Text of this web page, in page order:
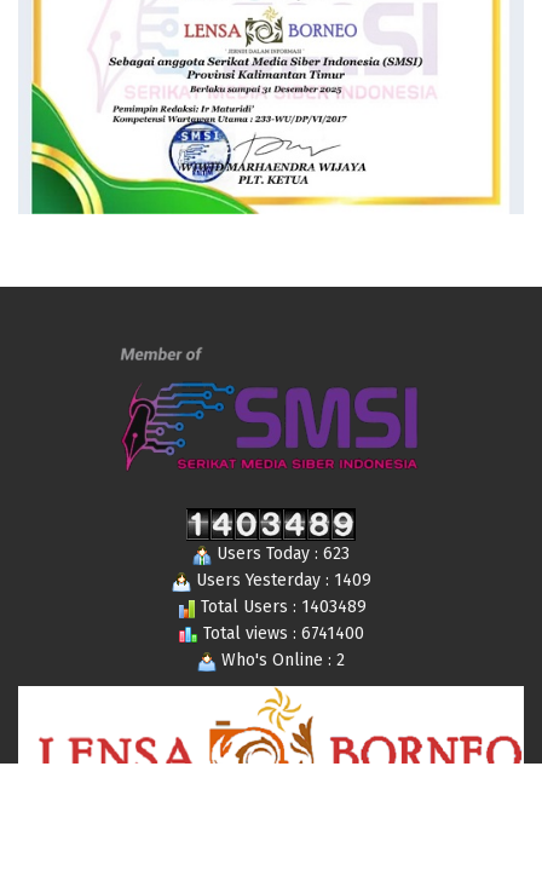
Users Today : 623
Users Yesterday : 1409
Total Users : 1403489
Total views : 6741400
Who's Online : 2